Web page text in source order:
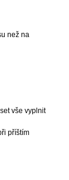
než na
vše vyplnit
příštím